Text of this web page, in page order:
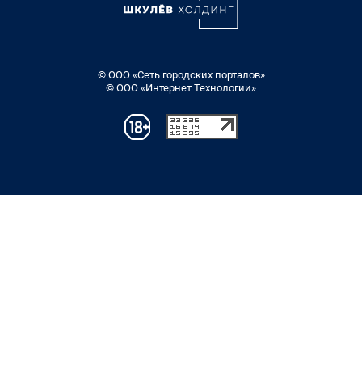
© ООО «Сеть городских порталов»
© ООО «Интернет Технологии»